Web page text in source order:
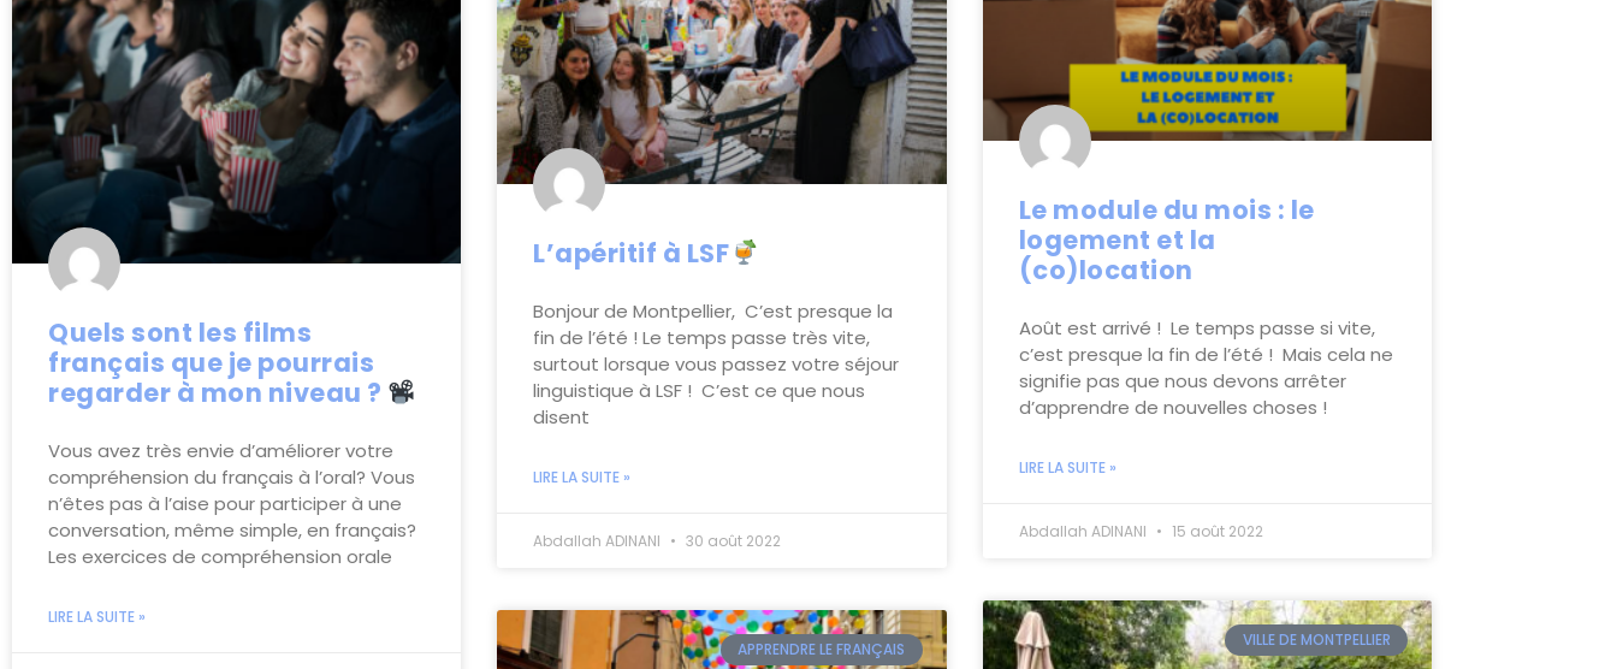
Quels sont les films
français que je pourrais
regarder à mon niveau ?
Vous avez très envie d’améliorer votre
compréhension du français à l’oral? Vous
n’êtes pas à l’aise pour participer à une
conversation, même simple, en français?
Les exercices de compréhension orale
LIRE LA SUITE »
L’apéritif à LSF
Bonjour de Montpellier, C’est presque la
fin de l’été ! Le temps passe très vite,
surtout lorsque vous passez votre séjour
linguistique à LSF ! C’est ce que nous
disent
LIRE LA SUITE »
Abdallah ADINANI 30 août 2022
Le module du mois : le
logement et la
(co)location
Août est arrivé ! Le temps passe si vite,
c’est presque la fin de l’été ! Mais cela ne
signifie pas que nous devons arrêter
d’apprendre de nouvelles choses !
LIRE LA SUITE »
Abdallah ADINANI 15 août 2022
APPRENDRE LE FRANÇAIS VILLE DE MONTPELLIER